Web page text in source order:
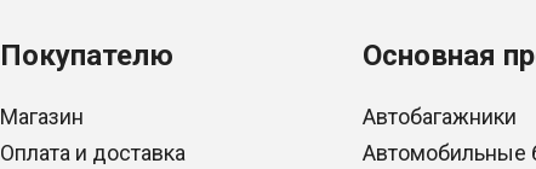
Покупателю
Магазин
Оплата и доставка
Основная
Автобагажники
Автомобильные